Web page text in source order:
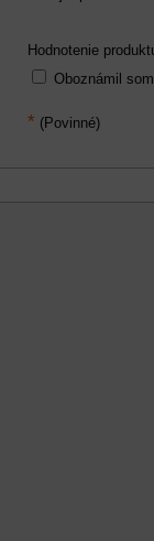
Hodnotenie
Oboznámil
* (Povinné)